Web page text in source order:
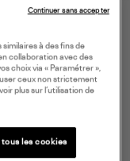
à des fins de
collaboration avec des
choix via « Paramétrer »,
ceux non strictement
plus sur l’utilisation de
les cookies
Continuer sans accepter